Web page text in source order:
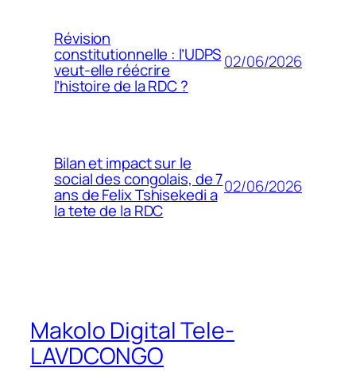
Révision
constitutionnelle : l’UDPS
veut-elle réécrire
l’histoire de la RDC ?
02/06/2026
Bilan et impact sur le
social des congolais, de 7
ans de Felix Tshisekedi a
la tete de la RDC
02/06/2026
Makolo Digital Tele-
LAVDCONGO